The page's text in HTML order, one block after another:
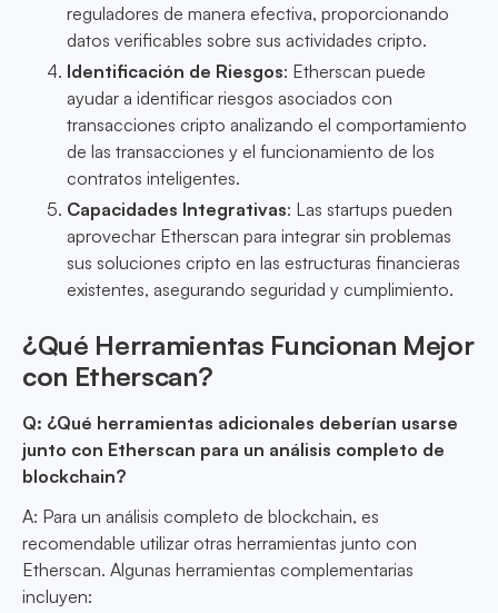
reguladores de manera efectiva, proporcionando
datos verificables sobre sus actividades cripto.
Identificación de Riesgos: Etherscan puede
ayudar a identificar riesgos asociados con
transacciones cripto analizando el comportamiento
de las transacciones y el funcionamiento de los
contratos inteligentes.
Capacidades Integrativas: Las startups pueden
aprovechar Etherscan para integrar sin problemas
sus soluciones cripto en las estructuras financieras
existentes, asegurando seguridad y cumplimiento.
¿Qué Herramientas Funcionan Mejor
con Etherscan?
Q: ¿Qué herramientas adicionales deberían usarse
junto con Etherscan para un análisis completo de
blockchain?
A: Para un análisis completo de blockchain, es
recomendable utilizar otras herramientas junto con
Etherscan. Algunas herramientas complementarias
incluyen: